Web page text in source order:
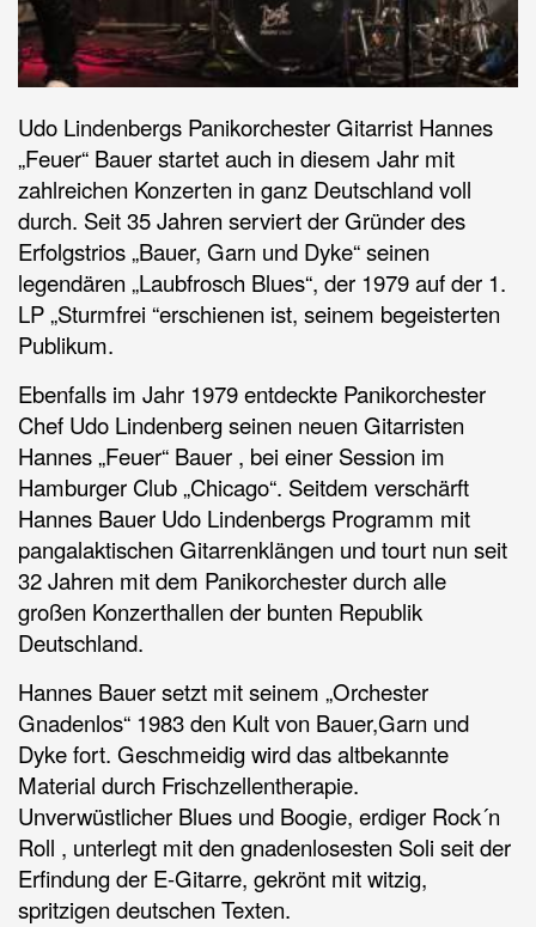
Udo Lindenbergs Panikorchester Gitarrist Hannes
„Feuer“ Bauer startet auch in diesem Jahr mit
zahlreichen Konzerten in ganz Deutschland voll
durch. Seit 35 Jahren serviert der Gründer des
Erfolgstrios „Bauer, Garn und Dyke“ seinen
legendären „Laubfrosch Blues“, der 1979 auf der 1.
LP „Sturmfrei “erschienen ist, seinem begeisterten
Publikum.
Ebenfalls im Jahr 1979 entdeckte Panikorchester
Chef Udo Lindenberg seinen neuen Gitarristen
Hannes „Feuer“ Bauer , bei einer Session im
Hamburger Club „Chicago“. Seitdem verschärft
Hannes Bauer Udo Lindenbergs Programm mit
pangalaktischen Gitarrenklängen und tourt nun seit
32 Jahren mit dem Panikorchester durch alle
großen Konzerthallen der bunten Republik
Deutschland.
Hannes Bauer setzt mit seinem „Orchester
Gnadenlos“ 1983 den Kult von Bauer,Garn und
Dyke fort. Geschmeidig wird das altbekannte
Material durch Frischzellentherapie.
Unverwüstlicher Blues und Boogie, erdiger Rock´n
Roll , unterlegt mit den gnadenlosesten Soli seit der
Erfindung der E-Gitarre, gekrönt mit witzig,
spritzigen deutschen Texten.